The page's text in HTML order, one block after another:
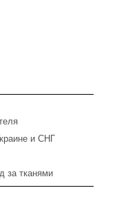
и СНГ
за тканями